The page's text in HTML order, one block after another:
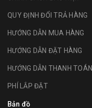
QUY ĐỊNH ĐỔI TRẢ HÀNG
HƯỚNG DẪN MUA HÀNG
HƯỚNG DẪN ĐẶT HÀNG
HƯỚNG DẪN THANH TOÁN
PHÍ LẮP ĐẶT
Bản đồ